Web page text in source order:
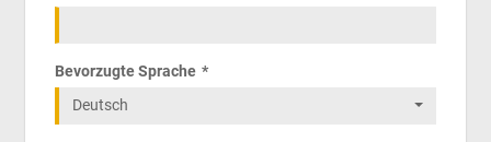
Bevorzugte Sprache
Deutsch